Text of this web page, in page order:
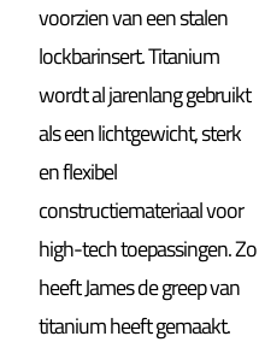
voorzien van een stalen
lockbarinsert. Titanium
wordt al jarenlang gebruikt
als een lichtgewicht, sterk
en flexibel
constructiemateriaal voor
high-tech toepassingen. Zo
heeft James de greep van
titanium heeft gemaakt.